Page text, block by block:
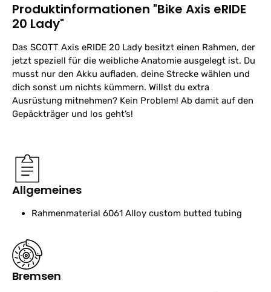
Produktinformationen "Bike Axis eRIDE
20 Lady"
Das SCOTT Axis eRIDE 20 Lady besitzt einen Rahmen, der
jetzt speziell für die weibliche Anatomie ausgelegt ist. Du
musst nur den Akku aufladen, deine Strecke wählen und
dich sonst um nichts kümmern. Willst du extra
Ausrüstung mitnehmen? Kein Problem! Ab damit auf den
Gepäckträger und los geht’s!
Allgemeines
Rahmenmaterial 6061 Alloy custom butted tubing
Bremsen